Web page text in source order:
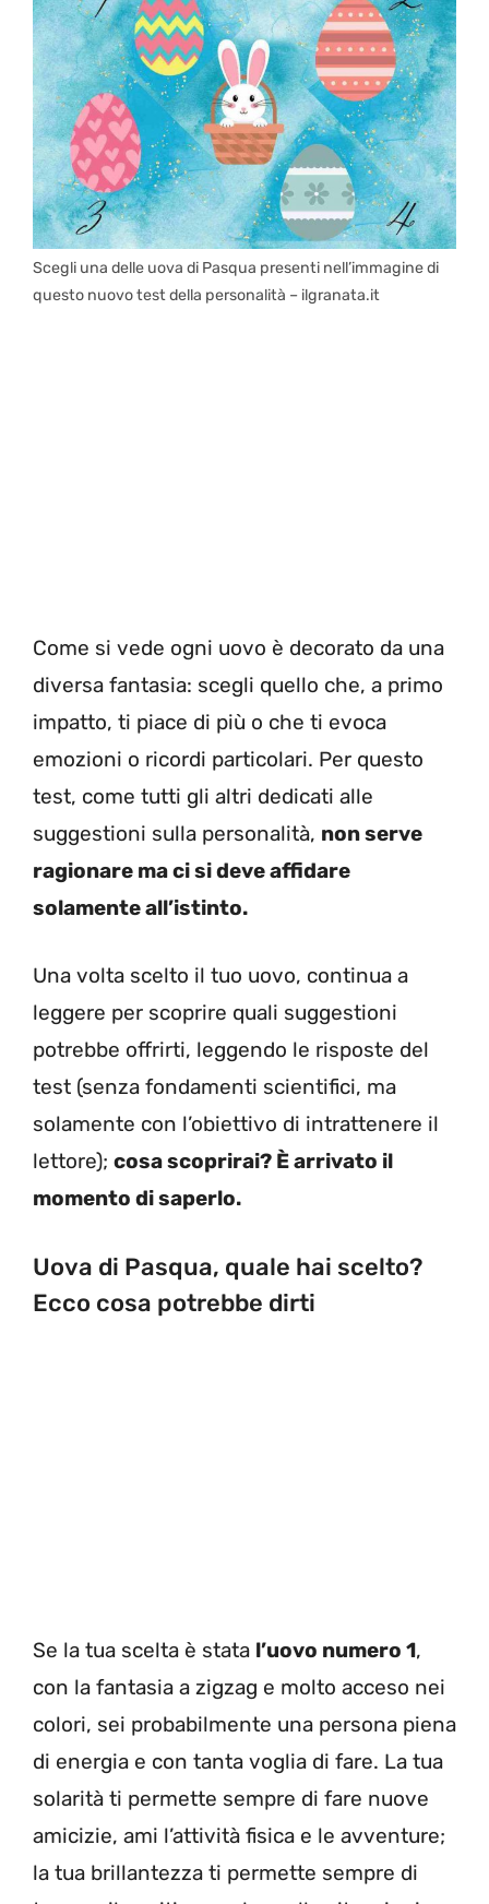
Scegli una delle uova di Pasqua presenti nell’immagine di
questo nuovo test della personalità – ilgranata.it
Come si vede ogni uovo è decorato da una
diversa fantasia: scegli quello che, a primo
impatto, ti piace di più o che ti evoca
emozioni o ricordi particolari. Per questo
test, come tutti gli altri dedicati alle
suggestioni sulla personalità, non serve
ragionare ma ci si deve affidare
solamente all’istinto.
Una volta scelto il tuo uovo, continua a
leggere per scoprire quali suggestioni
potrebbe offrirti, leggendo le risposte del
test (senza fondamenti scientifici, ma
solamente con l’obiettivo di intrattenere il
lettore); cosa scoprirai? È arrivato il
momento di saperlo.
Uova di Pasqua, quale hai scelto?
Ecco cosa potrebbe dirti
Se la tua scelta è stata l’uovo numero 1,
con la fantasia a zigzag e molto acceso nei
colori, sei probabilmente una persona piena
di energia e con tanta voglia di fare. La tua
solarità ti permette sempre di fare nuove
amicizie, ami l’attività fisica e le avventure;
la tua brillantezza ti permette sempre di